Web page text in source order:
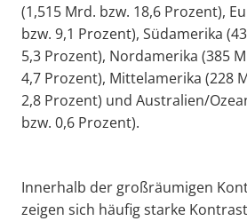
(1,515 Mrd. bzw. 18,6 Prozent),
bzw. 9,1 Prozent), Südamerika
5,3 Prozent), Nordamerika (385
4,7 Prozent), Mittelamerika (228
2,8 Prozent) und Australien/
bzw. 0,6 Prozent).
Innerhalb der großräumigen
zeigen sich häufig starke